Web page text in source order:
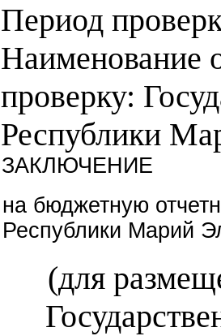
Период
Наименование
проверку:
Республики
ЗАКЛЮЧЕНИЕ
на бюджетную
Республики Марий
(для